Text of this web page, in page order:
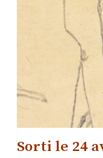
Sorti le 24